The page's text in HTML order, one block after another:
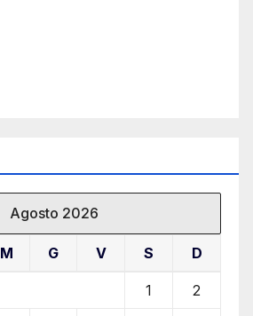
Agosto 2026
M G V S D
1 2